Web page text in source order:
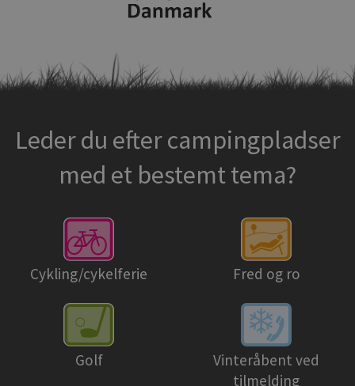
Leder du efter campingpladser
med et bestemt tema?
Cykling/cykelferie Fred og ro
Golf
Vinteråbent ved
tilmelding